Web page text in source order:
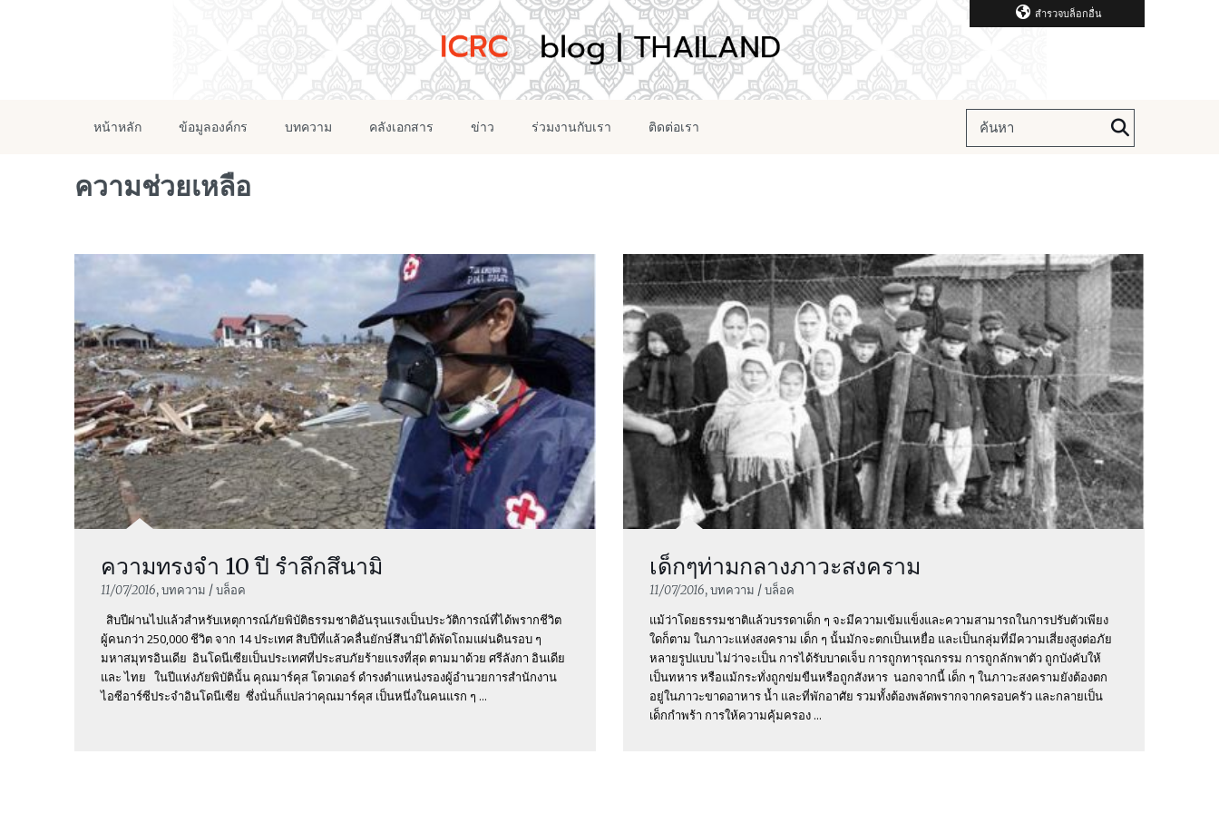
สำรวจบล็อกอื่น
หน้าหลัก ข้อมูลองค์กร บทความ คลังเอกสาร ข่าว ร่วมงานกับเรา ติดต่อเรา
ความช่วยเหลือ
ความทรงจำ 10 ปี รำลึกสึนามิ
11/07/2016, บทความ / บล็อค
สิบปีผ่านไปแล้วสำหรับเหตุการณ์ภัยพิบัติธรรมชาติอันรุนแรงเป็นประวัติการณ์ที่ได้พรากชีวิต
ผู้คนกว่า 250,000 ชีวิต จาก 14 ประเทศ สิบปีที่แล้วคลื่นยักษ์สึนามิได้พัดโถมแผ่นดินรอบ ๆ
มหาสมุทรอินเดีย อินโดนีเซียเป็นประเทศที่ประสบภัยร้ายแรงที่สุด ตามมาด้วย ศรีลังกา อินเดีย
และ ไทย ในปีแห่งภัยพิบัตินั้น คุณมาร์คุส โดวเดอร์ ดำรงตำแหน่งรองผู้อำนวยการสำนักงาน
ไอซีอาร์ซีประจำอินโดนีเซีย ซึ่งนั่นก็แปลว่าคุณมาร์คุส เป็นหนึ่งในคนแรก ๆ ...
เด็กๆท่ามกลางภาวะสงคราม
11/07/2016, บทความ / บล็อค
แม้ว่าโดยธรรมชาติแล้วบรรดาเด็ก ๆ จะมีความเข้มแข็งและความสามารถในการปรับตัวเพียง
ใดก็ตาม ในภาวะแห่งสงคราม เด็ก ๆ นั้นมักจะตกเป็นเหยื่อ และเป็นกลุ่มที่มีความเสี่ยงสูงต่อภัย
หลายรูปแบบ ไม่ว่าจะเป็น การได้รับบาดเจ็บ การถูกทารุณกรรม การถูกลักพาตัว ถูกบังคับให้
เป็นทหาร หรือแม้กระทั่งถูกข่มขืนหรือถูกสังหาร นอกจากนี้ เด็ก ๆ ในภาวะสงครามยังต้องตก
อยู่ในภาวะขาดอาหาร น้ำ และที่พักอาศัย รวมทั้งต้องพลัดพรากจากครอบครัว และกลายเป็น
เด็กกำพร้า การให้ความคุ้มครอง ...